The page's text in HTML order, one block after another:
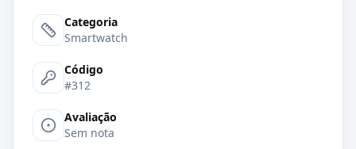
Categoria
Smartwatch
Código
#312
Avaliação
Sem nota